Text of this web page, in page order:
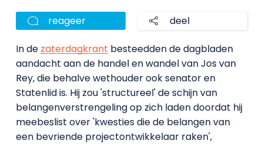
reageer deel
In de zaterdagkrant besteedden de dagbladen
aandacht aan de handel en wandel van Jos van
Rey, die behalve wethouder ook senator en
Statenlid is. Hij zou 'structureel' de schijn van
belangenverstrengeling op zich laden doordat hij
meebeslist over 'kwesties die de belangen van
een bevriende projectontwikkelaar raken',